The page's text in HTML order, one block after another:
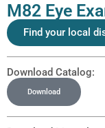
M82 Eye
Find your local
Download Catalog:
Download